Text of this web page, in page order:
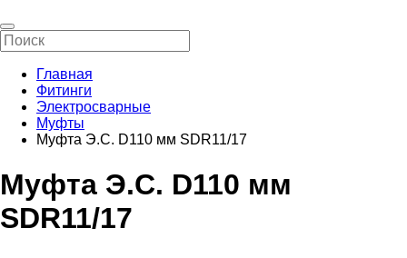
Главная
Фитинги
Электросварные
Муфты
Муфта Э.С. D110 мм SDR11/17
Муфта Э.С. D110 мм
SDR11/17